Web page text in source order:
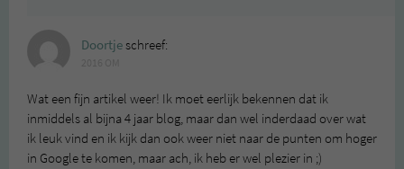
Doortjeschreef:
Wat een fijn artikel weer! Ik moet eerlijk bekennen dat ik
inmiddels al bijna 4 jaar blog, maar dan wel inderdaad over wat
ik leuk vind en ik kijk dan ook weer niet naar de punten om hoger
in Google te komen, maar ach, ik heb er wel plezier in ;)